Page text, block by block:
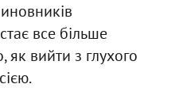
все більше
як вийти з глухого